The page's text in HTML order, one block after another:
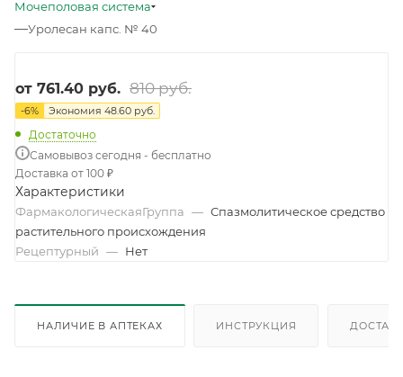
Мочеполовая система
—Уролесан капс. № 40
от 761.40 руб. 810 руб.
-6% Экономия 48.60 руб.
Достаточно
Самовывоз сегодня - бесплатно
Доставка от 100 ₽
Характеристики
ФармакологическаяГруппа — Спазмолитическое средство
растительного происхождения
Рецептурный — Нет
НАЛИЧИЕ В АПТЕКАХ ИНСТРУКЦИЯ